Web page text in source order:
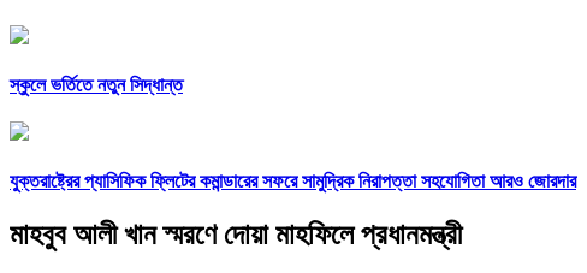
স্কুলে ভর্তিতে নতুন সিদ্ধান্ত
যুক্তরাষ্ট্রের প্যাসিফিক ফ্লিটের কমান্ডারের সফরে সামুদ্রিক নিরাপত্তা সহযোগিতা আরও জোরদার
মাহবুব আলী খান স্মরণে দোয়া মাহফিলে প্রধানমন্ত্রী